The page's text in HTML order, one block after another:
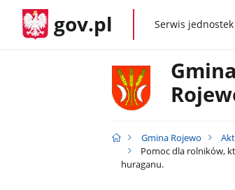
gov.pl gov.plSerwis
Gmina
Gmina Rojewo
Pomoc dla rolników,
huraganu.